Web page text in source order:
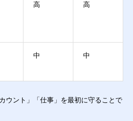
高 高
中 中
ウント」「仕事」を最初に守ることで